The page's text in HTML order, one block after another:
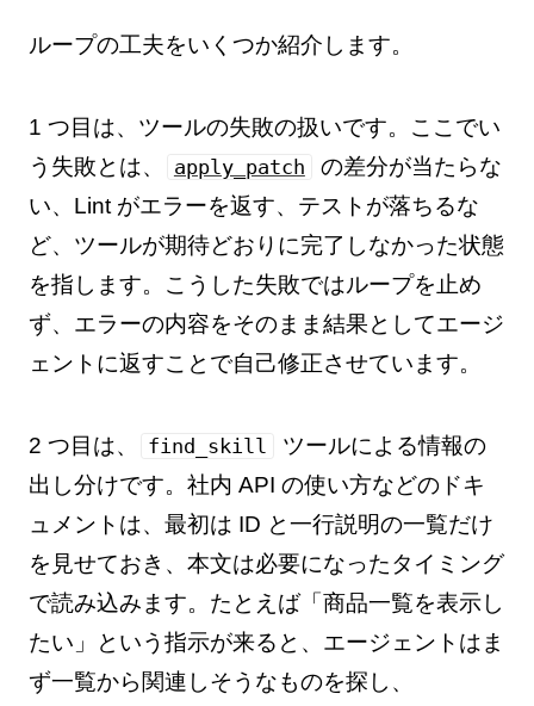
ループの工夫をいくつか紹介します。
1 つ目は、ツールの失敗の扱いです。ここでい
う失敗とは、
apply_patch
の差分が当たらな
い、Lint がエラーを返す、テストが落ちるな
ど、ツールが期待どおりに完了しなかった状態
を指します。こうした失敗ではループを止め
ず、エラーの内容をそのまま結果としてエージ
ェントに返すことで自己修正させています。
2 つ目は、 find_skill
ツールによる情報の
出し分けです。社内 API の使い方などのドキ
ュメントは、最初は ID と一行説明の一覧だけ
を見せておき、本文は必要になったタイミング
で読み込みます。たとえば「商品一覧を表示し
たい」という指示が来ると、エージェントはま
ず一覧から関連しそうなものを探し、